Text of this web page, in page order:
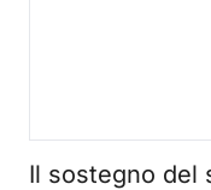
Il sostegno del